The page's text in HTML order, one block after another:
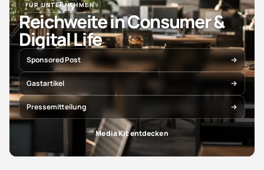
FÜR UNTERNEHMEN
Reichweite in Consumer &
Digital Life
Sponsored Post
Gastartikel
Pressemitteilung
Media Kit entdecken